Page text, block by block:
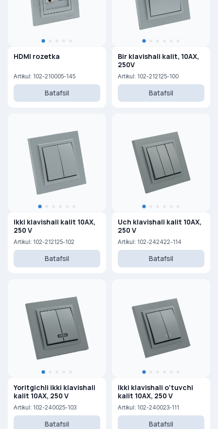
HDMI rozetka
Artikul: 102-210005-145
Batafsil
Bir klavishali kalit, 10AX,
250V
Artikul: 102-212125-100
Batafsil
Ikki klavishali kalit 10AX,
250 V
Artikul: 102-212125-102
Batafsil
Uch klavishali kalit 10AX,
250 V
Artikul: 102-242422-114
Batafsil
Yoritgichli ikki klavishali
kalit 10AX, 250 V
Artikul: 102-240025-103
Batafsil
Ikki klavishali o‘tuvchi
kalit 10AX, 250 V
Artikul: 102-240023-111
Batafsil